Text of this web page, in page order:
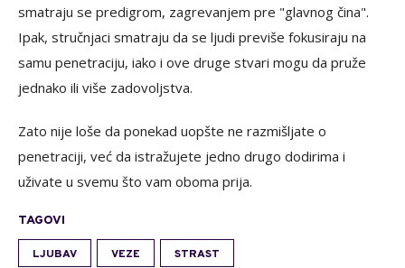
smatraju se predigrom, zagrevanjem pre "glavnog čina".
Ipak, stručnjaci smatraju da se ljudi previše fokusiraju na
samu penetraciju, iako i ove druge stvari mogu da pruže
jednako ili više zadovoljstva.
Zato nije loše da ponekad uopšte ne razmišljate o
penetraciji, već da istražujete jedno drugo dodirima i
uživate u svemu što vam oboma prija.
TAGOVI
LJUBAV VEZE STRAST